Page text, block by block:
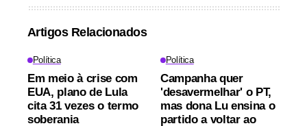
Artigos Relacionados
Política
Em meio à crise com
EUA, plano de Lula
cita 31 vezes o termo
soberania
Política
Campanha quer
'desavermelhar' o PT,
mas dona Lu ensina o
partido a voltar ao